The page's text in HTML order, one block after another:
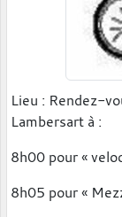
Lieu : Rendez-
Lambersart à :
8h00 pour «
8h05 pour «